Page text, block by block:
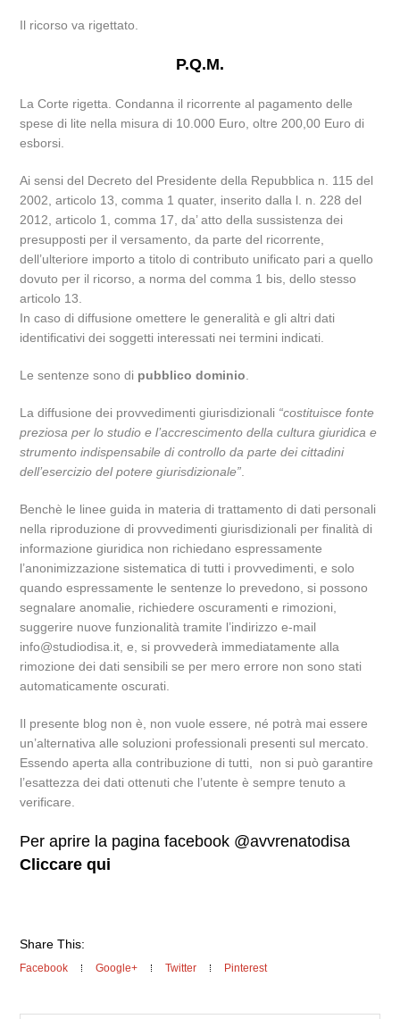
Il ricorso va rigettato.
P.Q.M.
La Corte rigetta. Condanna il ricorrente al pagamento delle
spese di lite nella misura di 10.000 Euro, oltre 200,00 Euro di
esborsi.
Ai sensi del Decreto del Presidente della Repubblica n. 115 del
2002, articolo 13, comma 1 quater, inserito dalla l. n. 228 del
2012, articolo 1, comma 17, da’ atto della sussistenza dei
presupposti per il versamento, da parte del ricorrente,
dell’ulteriore importo a titolo di contributo unificato pari a quello
dovuto per il ricorso, a norma del comma 1 bis, dello stesso
articolo 13.
In caso di diffusione omettere le generalità e gli altri dati
identificativi dei soggetti interessati nei termini indicati.
Le sentenze sono di pubblico dominio
La diffusione dei provvedimenti giurisdizionali “costituisce fonte
preziosa per lo studio e l’accrescimento della cultura giuridica e
strumento indispensabile di controllo da parte dei cittadini
dell’esercizio del potere giurisdizionale”
Benchè le linee guida in materia di trattamento di dati personali
nella riproduzione di provvedimenti giurisdizionali per finalità di
informazione giuridica non richiedano espressamente
l’anonimizzazione sistematica di tutti i provvedimenti, e solo
quando espressamente le sentenze lo prevedono, si possono
segnalare anomalie, richiedere oscuramenti e rimozioni,
suggerire nuove funzionalità tramite l’indirizzo e-mail
info@studiodisa.it, e, si provvederà immediatamente alla
rimozione dei dati sensibili se per mero errore non sono stati
automaticamente oscurati.
Il presente blog non è, non vuole essere, né potrà mai essere
un’alternativa alle soluzioni professionali presenti sul mercato.
Essendo aperta alla contribuzione di tutti, non si può garantire
l’esattezza dei dati ottenuti che l’utente è sempre tenuto a
verificare.
Per aprire la pagina facebook @avvrenatodisa
Cliccare qui
Share This:
Facebook Google+ Twitter Pinterest